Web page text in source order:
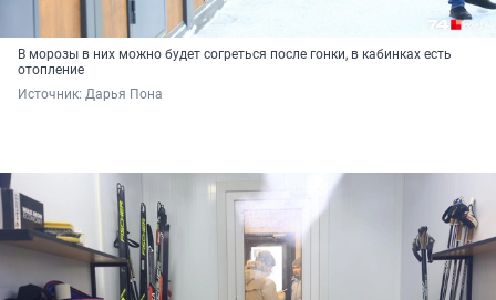
В морозы в них можно будет согреться после гонки, в кабинках есть
отопление
Источник: Дарья Пона